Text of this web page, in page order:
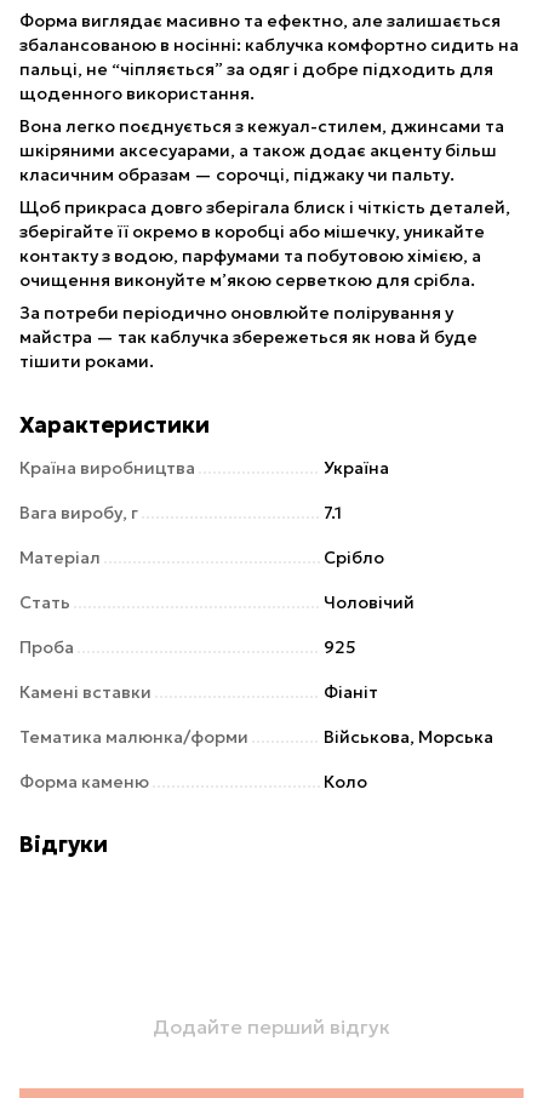
Форма виглядає масивно та ефектно, але залишається
збалансованою в носінні: каблучка комфортно сидить на
пальці, не “чіпляється” за одяг і добре підходить для
щоденного використання.
Вона легко поєднується з кежуал-стилем, джинсами та
шкіряними аксесуарами, а також додає акценту більш
класичним образам — сорочці, піджаку чи пальту.
Щоб прикраса довго зберігала блиск і чіткість деталей,
зберігайте її окремо в коробці або мішечку, уникайте
контакту з водою, парфумами та побутовою хімією, а
очищення виконуйте м’якою серветкою для срібла.
За потреби періодично оновлюйте полірування у
майстра — так каблучка збережеться як нова й буде
тішити роками.
Характеристики
Країна виробництва Україна
Вага виробу, г 7.1
Матеріал Срібло
Стать Чоловічий
Проба 925
Камені вставки Фіаніт
Тематика малюнка/форми Військова, Морська
Форма каменю Коло
Відгуки
Додайте перший відгук